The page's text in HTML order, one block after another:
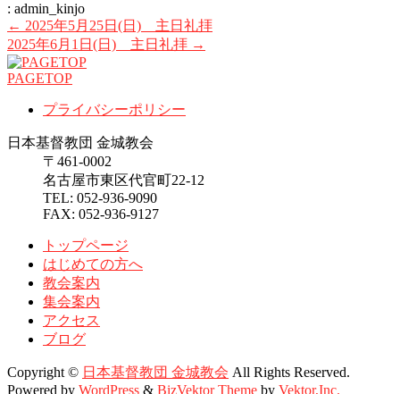
: admin_kinjo
← 2025年5月25日(日) 主日礼拝
2025年6月1日(日) 主日礼拝 →
PAGETOP
プライバシーポリシー
日本基督教団 金城教会
〒461-0002
名古屋市東区代官町22-12
TEL: 052-936-9090
FAX: 052-936-9127
トップページ
はじめての方へ
教会案内
集会案内
アクセス
ブログ
Copyright © 日本基督教団 金城教会 All Rights Reserved.
Powered by WordPress & BizVektor Theme by Vektor,Inc.